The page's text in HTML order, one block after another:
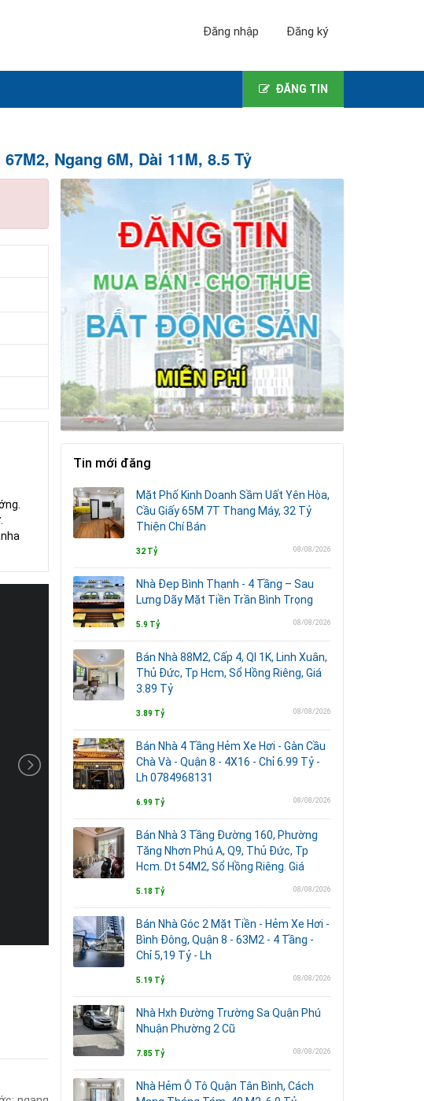
Đăng nhập Đăng ký
ĐĂNG TIN
Ngang 6M, Dài 11M, 8.5 Tỷ
Tin mới đăng
Mặt Phố Kinh Doanh Sầm Uất Yên Hòa,
Cầu Giấy 65M 7T Thang Máy, 32 Tỷ
Thiện Chí Bán
32 Tỷ 08/08/2026
Nhà Đẹp Bình Thạnh - 4 Tầng – Sau
Lưng Dãy Mặt Tiền Trần Bình Trọng
5.9 Tỷ 08/08/2026
Bán Nhà 88M2, Cấp 4, Ql 1K, Linh Xuân,
Thủ Đức, Tp Hcm, Sổ Hồng Riêng, Giá
3.89 Tỷ
3.89 Tỷ 08/08/2026
Bán Nhà 4 Tầng Hẻm Xe Hơi - Gàn Cầu
Chà Và - Quận 8 - 4X16 - Chỉ 6.99 Tỷ -
Lh 0784968131
6.99 Tỷ 08/08/2026
Bán Nhà 3 Tầng Đường 160, Phường
Tăng Nhơn Phú A, Q9, Thủ Đức, Tp
Hcm. Dt 54M2, Sổ Hồng Riêng. Giá
5.18 Tỷ 08/08/2026
Bán Nhà Góc 2 Mặt Tiền - Hẻm Xe Hơi -
Bình Đông, Quận 8 - 63M2 - 4 Tầng -
Chỉ 5,19 Tỷ - Lh
5.19 Tỷ 08/08/2026
Nhà Hxh Đường Trường Sa Quận Phú
Nhuận Phường 2 Cũ
7.85 Tỷ 08/08/2026
Nhà Hẻm Ô Tô Quận Tân Bình, Cách